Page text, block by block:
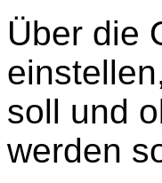
Über die
soll und
werden